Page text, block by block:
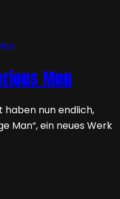
Men
haben nun endlich,
Man“, ein neues Werk